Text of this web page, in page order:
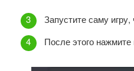
Запустите саму
После этого